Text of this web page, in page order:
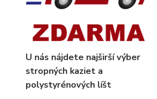
U nás nájdete najširší výber
stropných kaziet a
polystyrénových líšt